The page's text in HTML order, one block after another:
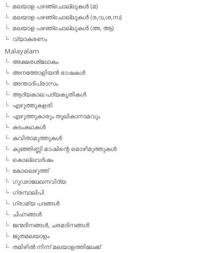
മലയാള പഴഞ്ചൊല്ലുകള്‍ (മ)
മലയാള പഴഞ്ചൊല്ലുകള്‍ (ര,വ,ശ,സ)
മലയാള പഴഞ്ചൊല്ലുകൾ (അ, ആ)
വ്യാകരണം
Malayalam
അക്ഷരശ്ലോകം
അനത്തോളിയന്‍ ഭാഷകള്‍
അന്താദിപ്രാസം
ആദ്യകാല പദ്യകൃതികള്‍
എഴുത്തുകളരി
എഴുത്തുകാരും തൂലികാനാമവും
കടംകഥകള്‍
കവിതാമുത്തുകള്‍
കുഞ്ഞിണ്ണി മാഷിന്റെ മൊഴിമുത്തുകള്‍
കൊല്ലവര്‍ഷം
കോലെഴുത്ത്
ഗൂഢാലേഖനവിദ്യ
ഗ്രന്ഥലിപി
ഗ്രാമ്യ പദങ്ങള്‍
ചിഹ്നങ്ങള്‍
ജന്മദിനങ്ങള്‍, ചരമദിനങ്ങള്‍
ജൂതമലയാളം
തമിഴില്‍ നിന്ന് മലയാളത്തിലേക്ക്